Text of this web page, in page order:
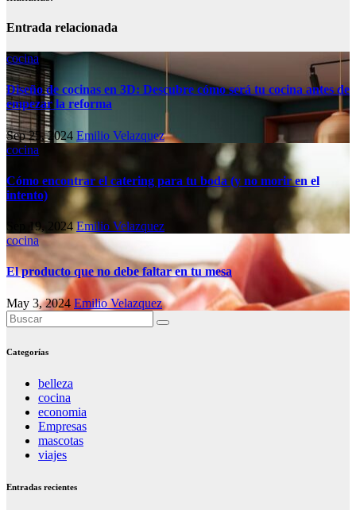
Entrada relacionada
cocina
Diseño de cocinas en 3D: Descubre cómo será tu cocina antes de
empezar la reforma
Sep 25, 2024 Emilio Velazquez
cocina
Cómo encontrar el catering para tu boda (y no morir en el
intento)
Sep 19, 2024Emilio Velazquez
cocina
El producto que no debe faltar en tu mesa
May 3, 2024 Emilio Velazquez
Categorías
belleza
cocina
economia
Empresas
mascotas
viajes
Entradas recientes